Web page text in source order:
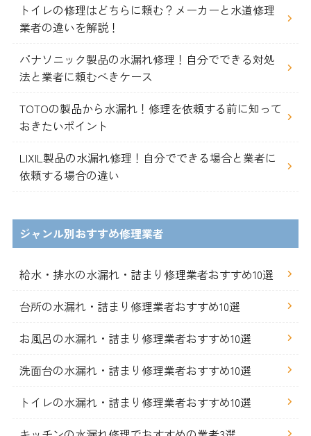
トイレの修理はどちらに頼む？メーカーと水道修理
業者の違いを解説！
パナソニック製品の水漏れ修理！自分でできる対処
法と業者に頼むべきケース
TOTOの製品から水漏れ！修理を依頼する前に知って
おきたいポイント
LIXIL製品の水漏れ修理！自分でできる場合と業者に
依頼する場合の違い
ジャンル別おすすめ修理業者
給水・排水の水漏れ・詰まり修理業者おすすめ10選
台所の水漏れ・詰まり修理業者おすすめ10選
お風呂の水漏れ・詰まり修理業者おすすめ10選
洗面台の水漏れ・詰まり修理業者おすすめ10選
トイレの水漏れ・詰まり修理業者おすすめ10選